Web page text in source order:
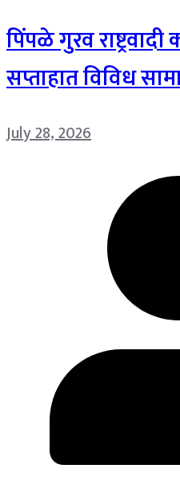
पिंपळे गुरव
सप्ताहात विविध
July 28, 2026